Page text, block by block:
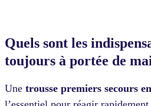
Quels sont les
toujours à portée de
Une trousse premiers secours